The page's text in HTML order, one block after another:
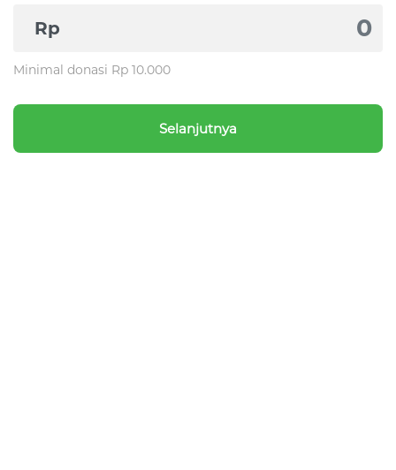
Rp
Minimal donasi Rp 10.000
Selanjutnya